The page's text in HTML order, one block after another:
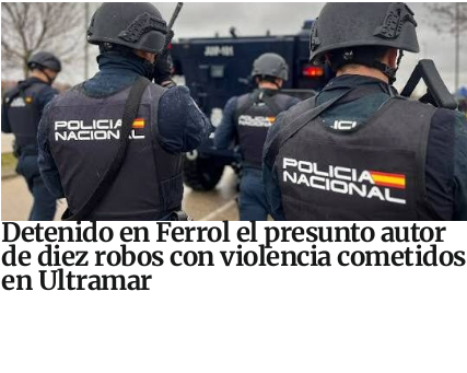
Detenido en Ferrol el presunto autor
de diez robos con violencia cometidos
en Ultramar